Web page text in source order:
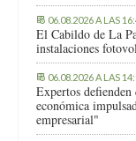
06.08.2026 A LAS
El Cabildo de La
instalaciones
06.08.2026 A LAS
Expertos
económica
empresarial"